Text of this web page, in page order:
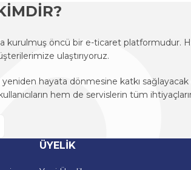
kurulmuş öncü bir e-ticaret platformudur.
ulaştırıyoruz.
hayata dönmesine katkı
hem de servislerin tüm
kurulmuş öncü bir e-ticaret platformudur.
yeniden hayata dönmesine katkı
ÜYELİK